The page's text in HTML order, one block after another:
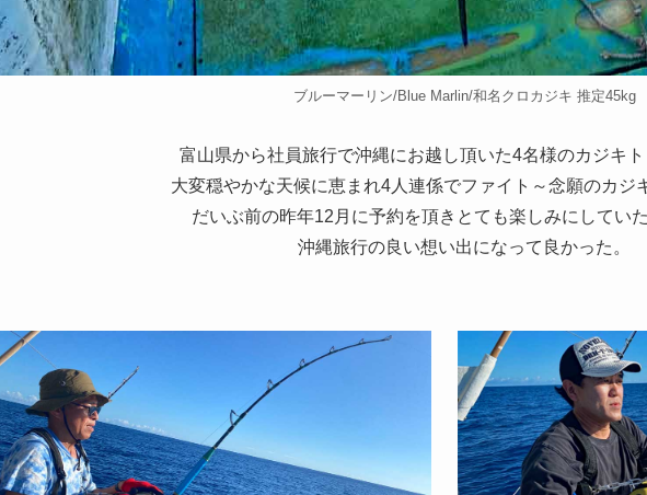
ブルーマーリン/Blue Marlin/和名クロカジキ 推定45kg
富山県から社員旅行で沖縄にお越し頂いた4名様のカジキト
大変穏やかな天候に恵まれ4人連係でファイト～念願のカジ
だいぶ前の昨年12月に予約を頂きとても楽しみにしてい
沖縄旅行の良い想い出になって良かった。